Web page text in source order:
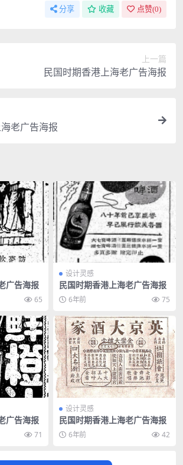
分享 收藏 点赞(0)
上一篇
民国时期香港上海老广告海报
老广告海报
广告海报
65
设计灵感
民国时期香港上海老广告海报
6年前 75
广告海报
71
设计灵感
民国时期香港上海老广告海报
6年前 42